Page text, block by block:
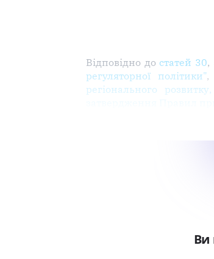
Відповідно до статей 30,
регуляторної політики",
регіонального
Ви